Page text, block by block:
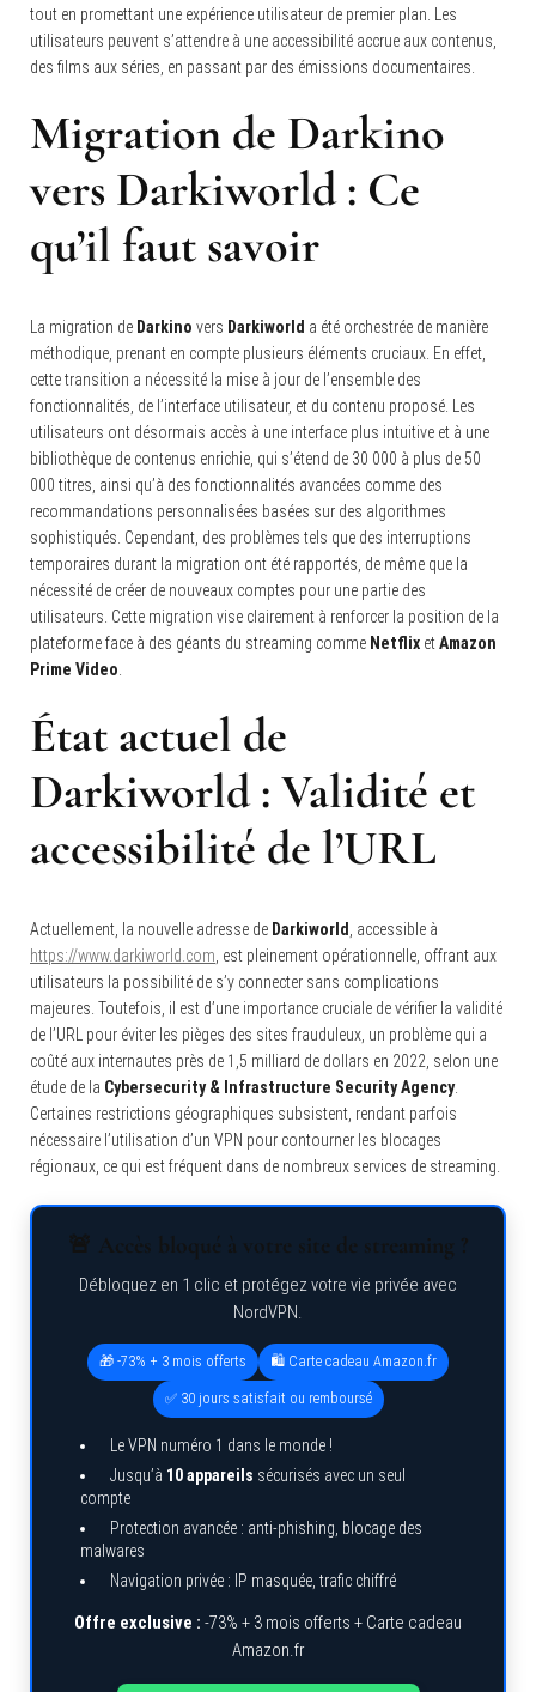
tout en promettant une expérience utilisateur de premier plan. Les
utilisateurs peuvent s’attendre à une accessibilité accrue aux contenus,
des films aux séries, en passant par des émissions documentaires.
Migration de Darkino
vers Darkiworld: Ce
qu’il faut savoir
La migration de Darkino vers Darkiworld a été orchestrée de manière
méthodique, prenant en compte plusieurs éléments cruciaux. En effet,
cette transition a nécessité la mise à jour de l’ensemble des
fonctionnalités, de l’interface utilisateur, et du contenu proposé. Les
utilisateurs ont désormais accès à une interface plus intuitive et à une
bibliothèque de contenus enrichie, qui s’étend de 30 000 à plus de 50
000 titres, ainsi qu’à des fonctionnalités avancées comme des
recommandations personnalisées basées sur des algorithmes
sophistiqués. Cependant, des problèmes tels que des interruptions
temporaires durant la migration ont été rapportés, de même que la
nécessité de créer de nouveaux comptes pour une partie des
utilisateurs. Cette migration vise clairement à renforcer la position de la
plateforme face à des géants du streaming comme Netflix etAmazon
Prime Video.
État actuel de
Darkiworld: Validité et
accessibilité de l’URL
Actuellement, la nouvelle adresse de Darkiworld, accessible à
https://www.darkiworld.com, est pleinement opérationnelle, offrant aux
utilisateurs la possibilité de s’y connecter sans complications
majeures. Toutefois, il est d’une importance cruciale de vérifier la validité
de l’URL pour éviter les pièges des sites frauduleux, un problème qui a
coûté aux internautes près de 1,5 milliard de dollars en 2022, selon une
étude de la Cybersecurity & Infrastructure Security Agency.
Certaines restrictions géographiques subsistent, rendant parfois
nécessaire l’utilisation d’un VPN pour contourner les blocages
régionaux, ce qui est fréquent dans de nombreux services de streaming.
🚨 Accès bloqué à votre site de streaming ?
Débloquez en 1 clic et protégez votre vie privée avec
NordVPN.
🎁 -73% + 3 mois offerts 🛍️ Carte cadeau Amazon.fr
✅ 30 jours satisfait ou remboursé
Le VPN numéro 1 dans le monde !
Jusqu’à 10 appareils sécurisés avec un seul
compte
Protection avancée : anti-phishing, blocage des
malwares
Navigation privée : IP masquée, trafic chiffré
Offre exclusive : -73% + 3 mois offerts + Carte cadeau
Amazon.fr